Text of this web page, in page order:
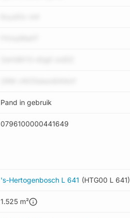
Pand in gebruik
0796100000441649
's-Hertogenbosch L 641 (HTG00 L 641)
1.525 m²